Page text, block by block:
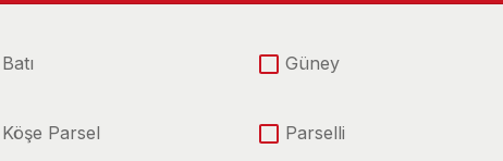
Batı Güney
Köşe Parsel Parselli